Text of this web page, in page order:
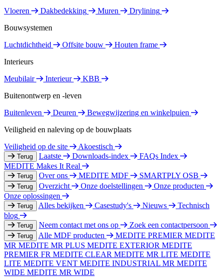
Vloeren
Dakbedekking Muren
Drylining
Bouwsystemen
Luchtdichtheid
Offsite bouw
Houten frame
Interieurs
Meubilair
Interieur
KBB
Buitenontwerp en -leven
Buitenleven
Deuren
Bewegwijzering en winkelpuien
Veiligheid en naleving op de bouwplaats
Veiligheid op de site
Akoestisch
Terug Laatste Downloads-index
FAQs Index
MEDITE Makes It Real
Terug Over ons MEDITE MDF SMARTPLY OSB
Terug Overzicht Onze doelstellingen
Onze producten
Onze oplossingen
Terug Alles bekijken Casestudy's Nieuws
Technisch
blog
Terug Neem contact met ons op Zoek een contactpersoon
Terug Alle MDF producten MEDITE PREMIER MEDITE
MR MEDITE MR PLUS MEDITE EXTERIOR MEDITE
PREMIER FR MEDITE CLEAR MEDITE MR LITE MEDITE
LITE MEDITE VENT MEDITE INDUSTRIAL MR MEDITE
WIDE MEDITE MR WIDE